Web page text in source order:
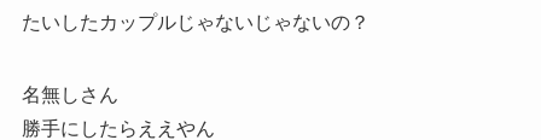
たいしたカップルじゃないじゃないの？
名無しさん
勝手にしたらええやん